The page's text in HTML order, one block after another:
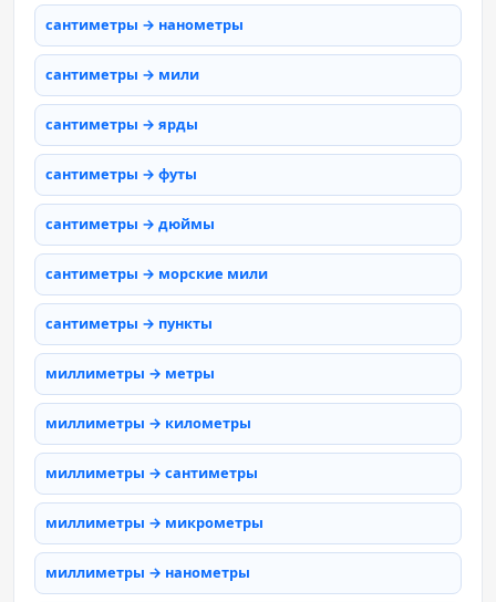
сантиметры → нанометры
сантиметры → мили
сантиметры → ярды
сантиметры → футы
сантиметры → дюймы
сантиметры → морские мили
сантиметры → пункты
миллиметры → метры
миллиметры → километры
миллиметры → сантиметры
миллиметры → микрометры
миллиметры → нанометры